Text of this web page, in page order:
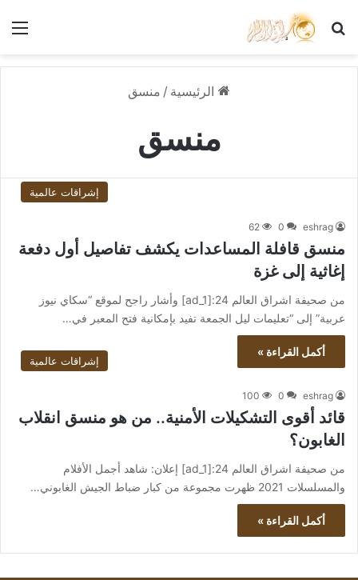
بحث عن
الرئيسية / منسق
منسق
إشراقات عالمية
eshrag
0
62
منسق قافلة المساعدات يكشف تفاصيل أول دفعة
إغاثية إلى غزة
من صحيفة اشراق العالم 24:[ad_1] وأشار راجح لموقع “سكاي نيوز
عربية” إلى “تعليمات ليل الجمعة تفيد بإمكانية فتح المعبر في…
أكمل القراءة »
إشراقات عالمية
eshrag
0
100
قائد أقوى التشكيلات الأمنية.. من هو منسق انقلاب
الغابون؟
من صحيفة اشراق العالم 24:[ad_1] إعلان: شاهد أجمل الأفلام
والمسلسلات 2021 ظهرت مجموعة من كبار ضباط الجيش الغابوني…
أكمل القراءة »